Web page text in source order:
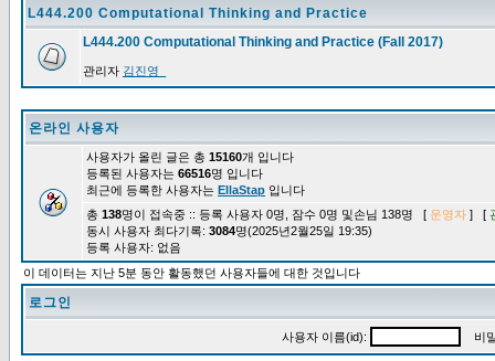
L444.200 Computational Thinking and Practice
L444.200 Computational Thinking and Practice (Fall 2017)
관리자 김진영_
온라인 사용자
사용자가 올린 글은 총 15160개 입니다
등록된 사용자는 66516명 입니다
최근에 등록한 사용자는 EllaStap 입니다
총 138명이 접속중 :: 등록 사용자 0명, 잠수 0명 및손님 138명 [ 운영자 ] [
동시 사용자 최다기록: 3084명(2025년2월25일 19:35)
등록 사용자: 없음
이 데이터는 지난 5분 동안 활동했던 사용자들에 대한 것입니다
로그인
사용자 이름(id): 비